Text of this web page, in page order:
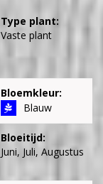
Type plant:
Vaste plant
Bloemkleur:
Blauw
Bloeitijd:
Juni, Juli, Augustus